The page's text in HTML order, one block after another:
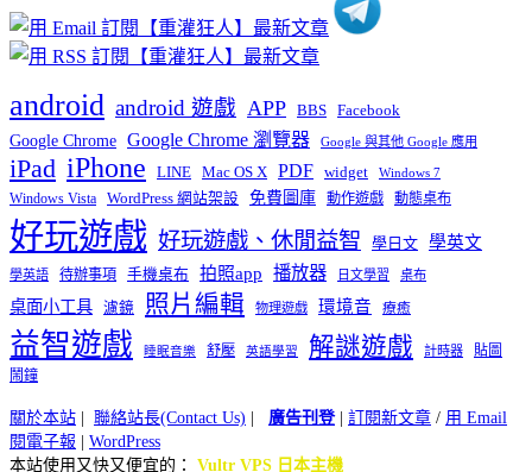
android android 遊戲 APP BBS Facebook
Google Chrome Google Chrome 瀏覽器 Google 與其他 Google 應用
iPad iPhone LINE Mac OS X PDF widget Windows 7
Windows Vista WordPress 網站架設 免費圖庫 動作遊戲 動態桌布
好玩遊戲 好玩遊戲、休閒益智 學日文 學英文
學英語 待辦事項 手機桌布 拍照app 播放器 日文學習 桌布
桌面小工具 濾鏡 照片編輯 物理遊戲 環境音 療癒
益智遊戲 睡眠音樂 舒壓 英語學習 解謎遊戲 計時器
貼圖
鬧鐘
關於本站 聯絡站長(Contact Us) 廣告刊登| 訂閱新文章 / 用 Email
閱電子報
WordPress
本站使用又快又便宜的： Vultr VPS 日本主機